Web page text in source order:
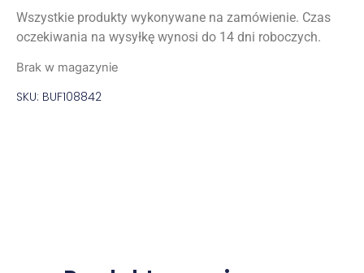
Wszystkie produkty wykonywane na zamówienie. Czas
oczekiwania na wysyłkę wynosi do 14 dni roboczych.
Brak w magazynie
SKU: BUF108842